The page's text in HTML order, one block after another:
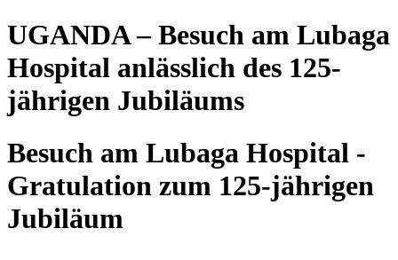
UGANDA – Besuch am Lubaga
Hospital anlässlich des 125-
jährigen Jubiläums
Besuch am Lubaga Hospital -
Gratulation zum 125-jährigen
Jubiläum